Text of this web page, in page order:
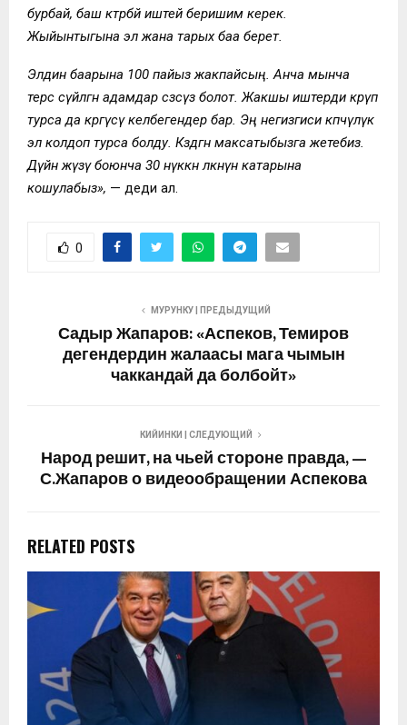
бурбай, баш көтөрбөй иштей беришим керек.
Жыйынтыгына эл жана тарых баа берет.
Элдин баарына 100 пайыз жакпайсың. Анча мынча
терс сүйлөгөн адамдар сөзсүз болот. Жакшы иштерди көрүп
турса да көргүсү келбегендер бар. Эң негизгиси көпчүлүк
эл колдоп турса болду. Көздөгөн максатыбызга жетебиз.
Дүйнө жүзү боюнча 30 өнүккөн өлкөнүн катарына
кошулабыз», — деди ал.
0
МУРУНКУ | ПРЕДЫДУЩИЙ
Садыр Жапаров: «Аспеков, Темиров
дегендердин жалаасы мага чымын
чаккандай да болбойт»
КИЙИНКИ | СЛЕДУЮЩИЙ
Народ решит, на чьей стороне правда, —
С.Жапаров о видеообращении Аспекова
RELATED POSTS